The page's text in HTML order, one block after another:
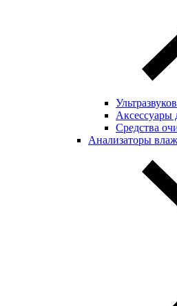
Аксессуары
Средства
Анализаторы